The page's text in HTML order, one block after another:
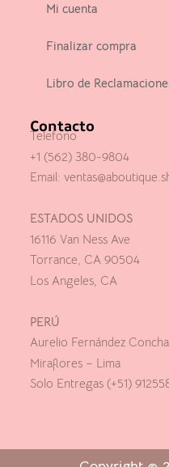
Mi cuenta
Finalizar compra
Libro de
Contacto
Telefono
+1 (562) 380-9804
Email:
ESTADOS UNIDOS
16116 Van Ness Ave
Torrance, CA 90504
Los Angeles, CA
PERÚ
Aurelio Fernández
Miraflores – Lima
Solo Entregas (+51)